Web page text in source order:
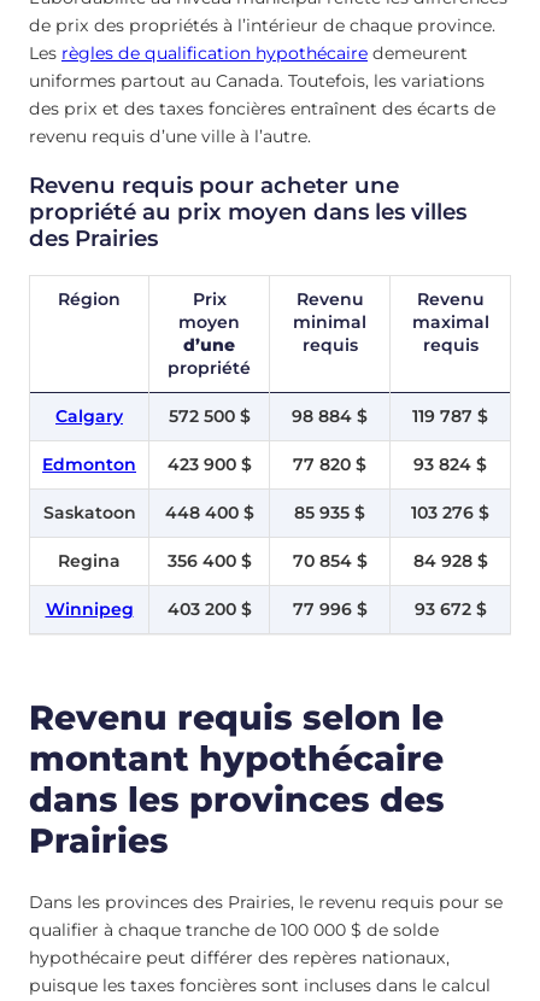
de prix des propriétés à l’intérieur de chaque province.
Les règles de qualification hypothécaire demeurent
uniformes partout au Canada. Toutefois, les variations
des prix et des taxes foncières entraînent des écarts de
revenu requis d’une ville à l’autre.
Revenu requis pour acheter une
propriété au prix moyen dans les villes
des Prairies
Région
Prix
moyen
d’une
propriété
Revenu
minimal
requis
Revenu
maximal
requis
Calgary 572 500 $ 98 884 $ 119 787 $
Edmonton 423 900 $ 77 820 $ 93 824 $
Saskatoon 448 400 $ 85 935 $ 103 276 $
Regina 356 400 $ 70 854 $ 84 928 $
Winnipeg 403 200 $ 77 996 $ 93 672 $
Revenu requis selon le
montant hypothécaire
dans les provinces des
Prairies
Dans les provinces des Prairies, le revenu requis pour se
qualifier à chaque tranche de 100 000 $ de solde
hypothécaire peut différer des repères nationaux,
puisque les taxes foncières sont incluses dans le calcul